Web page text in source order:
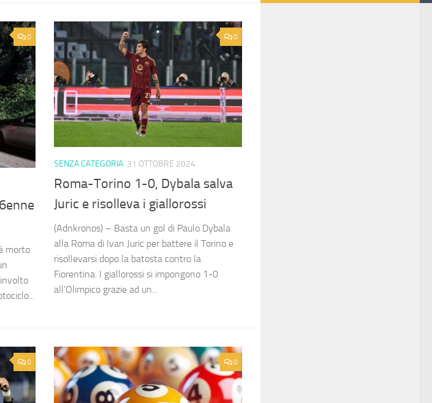
0
morto
0
SENZA CATEGORIA 31 OTTOBRE 2024
Roma-Torino 1-0, Dybala salva
Juric e risolleva i giallorossi
(Adnkronos) – Basta un gol di Paulo Dybala
alla Roma di Ivan Juric per battere il Torino e
risollevarsi dopo la batosta contro la
Fiorentina. I giallorossi si impongono 1-0
all'Olimpico grazie ad un...
0 0